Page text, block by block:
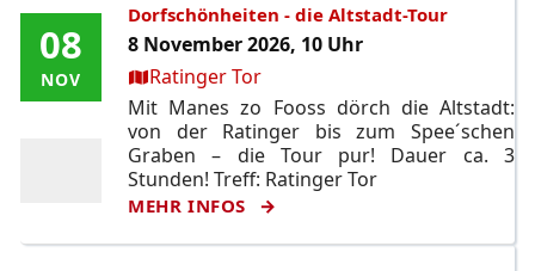
08
NOV
08
NOV
Dorfschönheiten - die Altstadt-Tour
8 November 2026, 10 Uhr
Ort:Ratinger Tor
Mit Manes zo Fooss dörch die Altstadt:
von der Ratinger bis zum Spee´schen
Graben – die Tour pur! Dauer ca. 3
Stunden! Treff: Ratinger Tor
MEHR INFOS